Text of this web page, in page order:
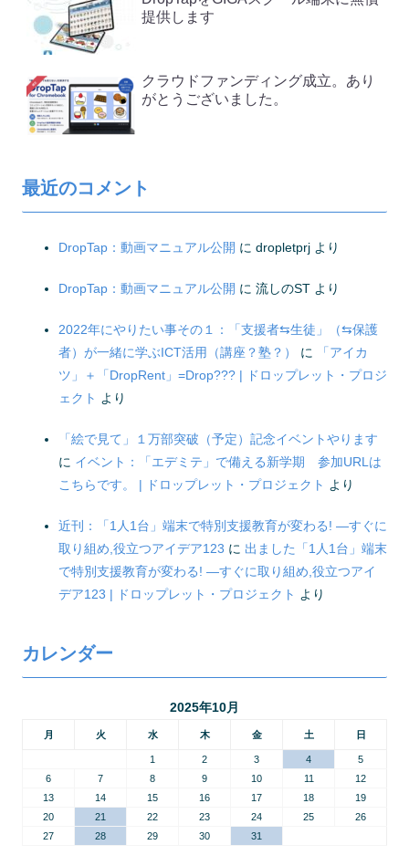
提供します
クラウドファンディング成立。あり
がとうございました。
最近のコメント
DropTap：動画マニュアル公開 に dropletprj より
DropTap：動画マニュアル公開 に 流しのST より
2022年にやりたい事その１：「支援者⇆生徒」（⇆保護
者）が一緒に学ぶICT活用（講座？塾？）
に
「アイカ
ツ」＋「DropRent」=Drop??? | ドロップレット・プロジ
ェクト より
「絵で見て」１万部突破（予定）記念イベントやります
に イベント：「エデミテ」で備える新学期 参加URLは
こちらです。 | ドロップレット・プロジェクト より
近刊：「1人1台」端末で特別支援教育が変わる! ―すぐに
取り組め,役立つアイデア123 に 出ました「1人1台」端末
で特別支援教育が変わる! ―すぐに取り組め,役立つアイ
デア123 | ドロップレット・プロジェクト より
カレンダー
2025年10月
月 火 水 木 金 土 日
1 2 3 4
5
6
7 8 9 10 11
12
13
14 15 16 17 18
19
20
21 22 23 24 25
26
27
28 29 30 31